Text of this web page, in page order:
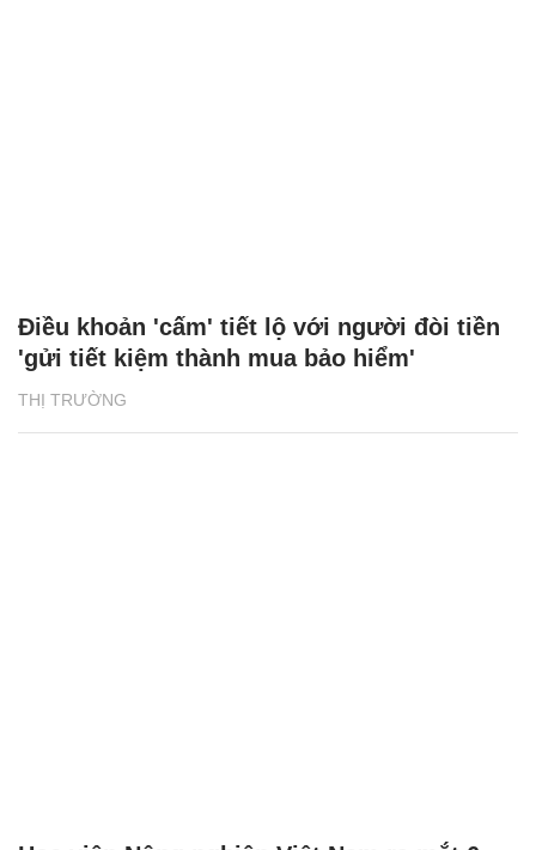
THỊ TRƯỜNG
Điều khoản 'cấm' tiết lộ với người đòi tiền
'gửi tiết kiệm thành mua bảo hiểm'